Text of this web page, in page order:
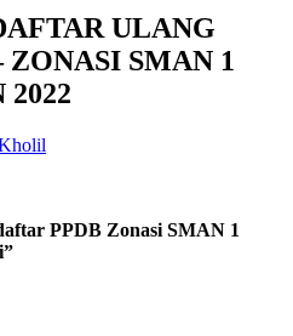
ULANG
SMAN 1
2022
PPDB Zonasi SMAN 1